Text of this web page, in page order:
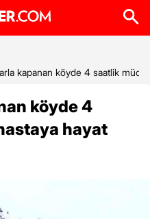
kapanan köyde 4 saatlik
köyde 4
hayat